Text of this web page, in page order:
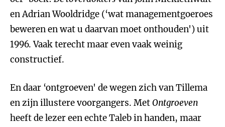
en Adrian Wooldridge (‘wat managementgoeroes
beweren en wat u daarvan moet onthouden') uit
1996. Vaak terecht maar even vaak weinig
constructief.
En daar ‘ontgroeven' de wegen zich van Tillema
en zijn illustere voorgangers. MetOntgroeven
heeft de lezer een echte Taleb in handen, maar